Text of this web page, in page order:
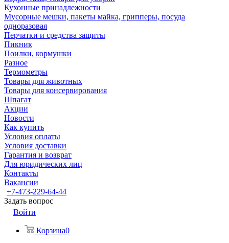
Кухонные принадлежности
Мусорные мешки, пакеты майка, грипперы, посуда
одноразовая
Перчатки и средства защиты
Пикник
Поилки, кормушки
Разное
Термометры
Товары для животных
Товары для консервирования
Шпагат
Акции
Новости
Как купить
Условия оплаты
Условия доставки
Гарантия и возврат
Для юридических лиц
Контакты
Вакансии
+7-473-229-64-44
Задать вопрос
Войти
Корзина0